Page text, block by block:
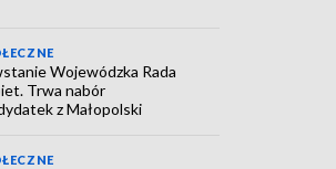
Wojewódzka Rada
Trwa nabór
z Małopolski